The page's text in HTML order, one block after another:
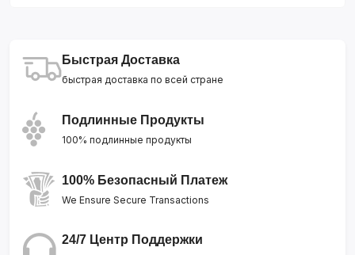
Быстрая Доставка
быстрая доставка по всей стране
Подлинные Продукты
100% подлинные продукты
100% Безопасный Платеж
We Ensure Secure Transactions
24/7 Центр Поддержки